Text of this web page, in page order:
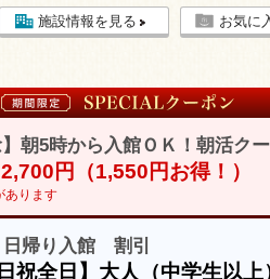
施設情報を見る お気に
】朝5時から入館ＯＫ！朝活ク
2,700円（1,550円お得！）
あります
日帰り入館 割引
祝全日】大人（中学生以